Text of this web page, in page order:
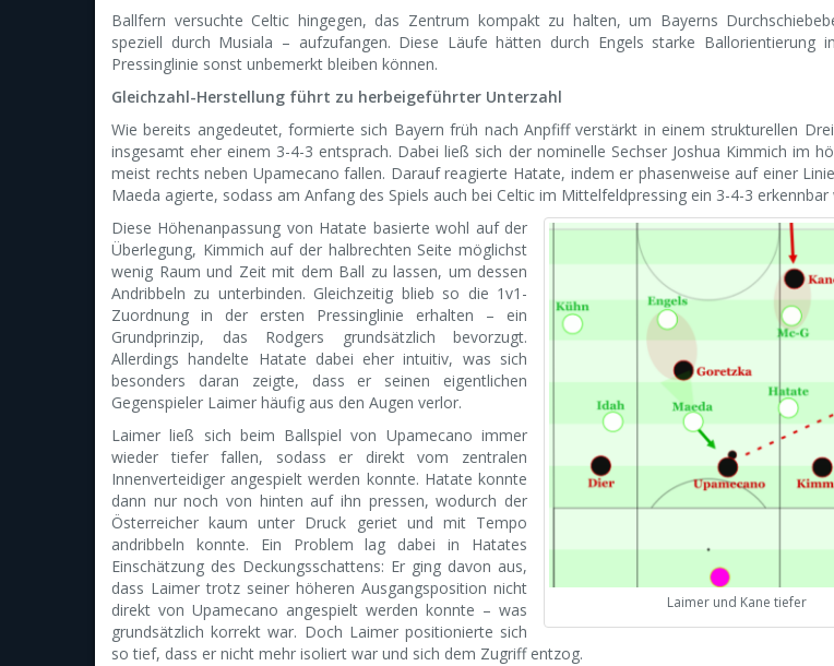
Ballfern versuchte Celtic hingegen, das Zentrum kompakt zu halten, um Bayerns
speziell durch Musiala – aufzufangen. Diese Läufe hätten durch Engels starke Ballorientierung
Pressinglinie sonst unbemerkt bleiben können.
Gleichzahl-Herstellung führt zu herbeigeführter Unterzahl
Wie bereits angedeutet, formierte sich Bayern früh nach Anpfiff verstärkt in einem strukturellen
insgesamt eher einem 3-4-3 entsprach. Dabei ließ sich der nominelle Sechser Joshua Kimmich im
meist rechts neben Upamecano fallen. Darauf reagierte Hatate, indem er phasenweise auf einer
Maeda agierte, sodass am Anfang des Spiels auch bei Celtic im Mittelfeldpressing ein 3-4-3 erkennbar
Laimer und Kane tiefer
Diese Höhenanpassung von Hatate basierte wohl auf der
Überlegung, Kimmich auf der halbrechten Seite möglichst
wenig Raum und Zeit mit dem Ball zu lassen, um dessen
Andribbeln zu unterbinden. Gleichzeitig blieb so die 1v1-
Zuordnung in der ersten Pressinglinie erhalten – ein
Grundprinzip, das Rodgers grundsätzlich bevorzugt.
Allerdings handelte Hatate dabei eher intuitiv, was sich
besonders daran zeigte, dass er seinen eigentlichen
Gegenspieler Laimer häufig aus den Augen verlor.
Laimer ließ sich beim Ballspiel von Upamecano immer
wieder tiefer fallen, sodass er direkt vom zentralen
Innenverteidiger angespielt werden konnte. Hatate konnte
dann nur noch von hinten auf ihn pressen, wodurch der
Österreicher kaum unter Druck geriet und mit Tempo
andribbeln konnte. Ein Problem lag dabei in Hatates
Einschätzung des Deckungsschattens: Er ging davon aus,
dass Laimer trotz seiner höheren Ausgangsposition nicht
direkt von Upamecano angespielt werden konnte – was
grundsätzlich korrekt war. Doch Laimer positionierte sich
so tief, dass er nicht mehr isoliert war und sich dem Zugriff entzog.